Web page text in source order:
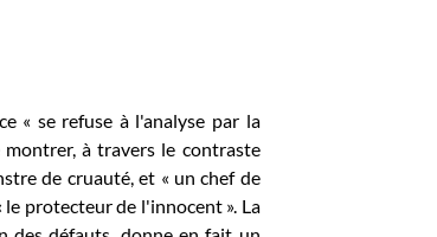
« se refuse à l'analyse par la
à travers le contraste
de cruauté, et « un chef de
le protecteur de l'innocent ». La